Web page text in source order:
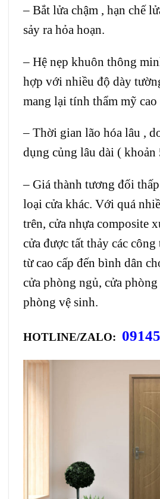
– Bắt lửa chậm , hạn chế
sảy ra hỏa hoạn.
– Hệ nẹp khuôn thông
hợp với nhiều độ dày
mang lại tính thẩm mỹ cao
– Thời gian lão hóa lâu ,
dụng củng lâu dài ( khoản
– Giá thành tương đối
loại cửa khác. Với quá
trên, cửa nhựa composite
cửa được tất thảy các
từ cao cấp đến bình dân
cửa phòng ngủ, cửa phòng
phòng vệ sinh.
HOTLINE/ZALO: